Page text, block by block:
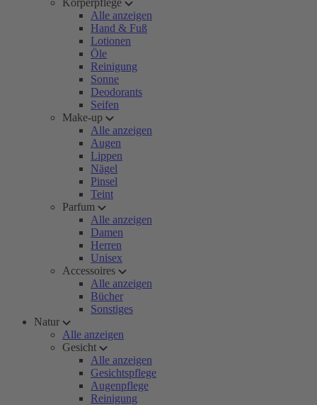
Körperpflege
Alle anzeigen
Hand & Fuß
Lotionen
Öle
Reinigung
Sonne
Deodorants
Seifen
Make-up
Alle anzeigen
Augen
Lippen
Nägel
Pinsel
Teint
Parfum
Alle anzeigen
Damen
Herren
Unisex
Accessoires
Alle anzeigen
Bücher
Sonstiges
Natur
Alle anzeigen
Gesicht
Alle anzeigen
Gesichtspflege
Augenpflege
Reinigung